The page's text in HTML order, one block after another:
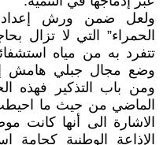
ولعل ضمن ورش إعداد
الحمراء” التي لا تزال
تتفرد به من مياه
وضع مجال جبلي هامش
ومن باب التذكير فهذه
الماضي من حيث ما
الاشارة الى أنها كانت
الإذاعة الوطنية كحامة